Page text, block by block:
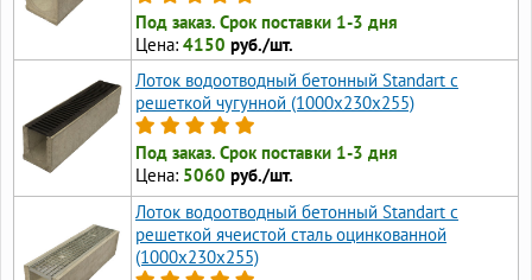
Под заказ. Срок поставки 1-3 дня
Цена: 4150 руб./шт.
Лоток водоотводный бетонный Standart с
решеткой чугунной (1000x230x255)
Под заказ. Срок поставки 1-3 дня
Цена: 5060 руб./шт.
Лоток водоотводный бетонный Standart с
решеткой ячеистой сталь оцинкованной
(1000x230x255)